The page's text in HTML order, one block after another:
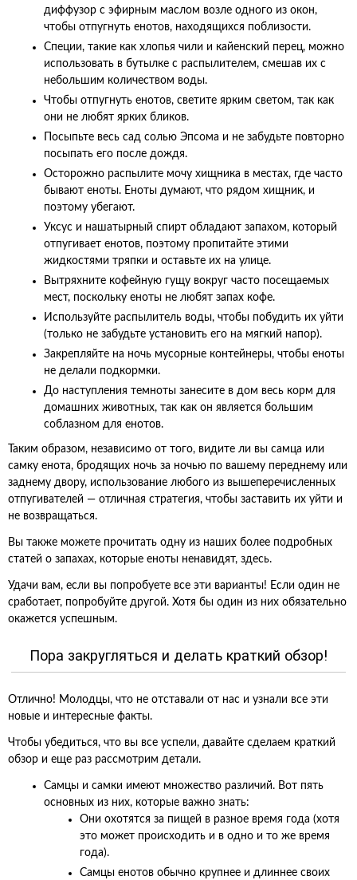
диффузор с эфирным маслом возле одного из окон,
чтобы отпугнуть енотов, находящихся поблизости.
Специи, такие как хлопья чили и кайенский перец, можно
использовать в бутылке с распылителем, смешав их с
небольшим количеством воды.
Чтобы отпугнуть енотов, светите ярким светом, так как
они не любят ярких бликов.
Посыпьте весь сад солью Эпсома и не забудьте повторно
посыпать его после дождя.
Осторожно распылите мочу хищника в местах, где часто
бывают еноты. Еноты думают, что рядом хищник, и
поэтому убегают.
Уксус и нашатырный спирт обладают запахом, который
отпугивает енотов, поэтому пропитайте этими
жидкостями тряпки и оставьте их на улице.
Вытряхните кофейную гущу вокруг часто посещаемых
мест, поскольку еноты не любят запах кофе.
Используйте распылитель воды, чтобы побудить их уйти
(только не забудьте установить его на мягкий напор).
Закрепляйте на ночь мусорные контейнеры, чтобы еноты
не делали подкормки.
До наступления темноты занесите в дом весь корм для
домашних животных, так как он является большим
соблазном для енотов.
Таким образом, независимо от того, видите ли вы самца или
самку енота, бродящих ночь за ночью по вашему переднему или
заднему двору, использование любого из вышеперечисленных
отпугивателей — отличная стратегия, чтобы заставить их уйти и
не возвращаться.
Вы также можете прочитать одну из наших более подробных
статей о запахах, которые еноты ненавидят, здесь.
Удачи вам, если вы попробуете все эти варианты! Если один не
сработает, попробуйте другой. Хотя бы один из них обязательно
окажется успешным.
Пора закругляться и делать краткий обзор!
Отлично! Молодцы, что не отставали от нас и узнали все эти
новые и интересные факты.
Чтобы убедиться, что вы все успели, давайте сделаем краткий
обзор и еще раз рассмотрим детали.
Самцы и самки имеют множество различий. Вот пять
основных из них, которые важно знать:
Они охотятся за пищей в разное время года (хотя
это может происходить и в одно и то же время
года).
Самцы енотов обычно крупнее и длиннее своих